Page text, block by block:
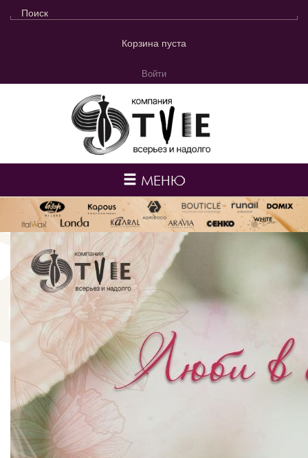
Корзина пуста
Войти
МЕНЮ